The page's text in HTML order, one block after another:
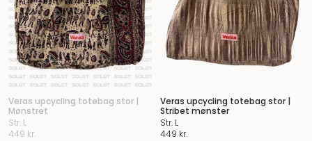
Veras upcycling totebag stor |
Mønstret
Str. L
449 kr.
Veras upcycling totebag stor |
Stribet mønster
Str. L
449 kr.